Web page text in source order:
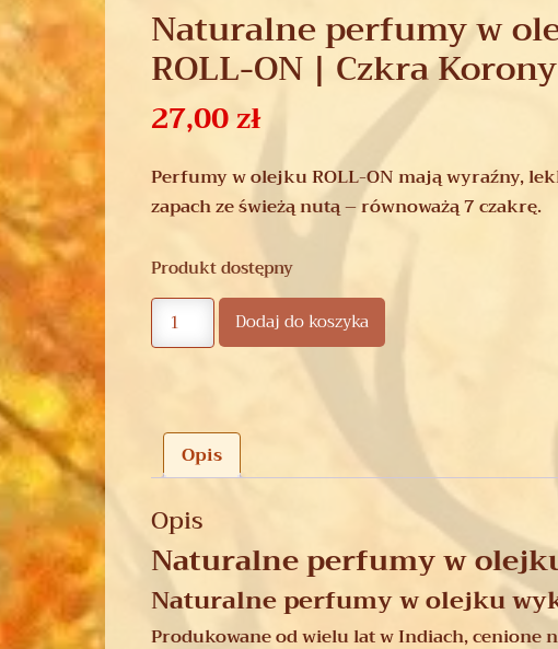
Naturalne perfumy w
ROLL-ON | Czkra
27,00zł
Perfumy w olejku ROLL-ON mają wyraźny,
zapach ze świeżą nutą – równoważą 7 czakrę.
Produkt dostępny
Dodaj do koszyka
Opis
Opis
Naturalne perfumy w
Naturalne perfumy w olejku
Produkowane od wielu lat w Indiach, cenione